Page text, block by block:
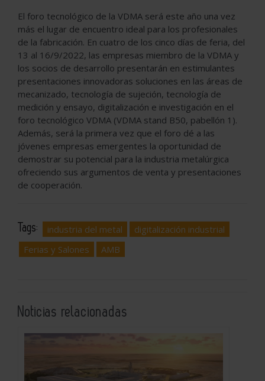
El foro tecnológico de la VDMA será este año una vez
más el lugar de encuentro ideal para los profesionales
de la fabricación. En cuatro de los cinco días de feria, del
13 al 16/9/2022, las empresas miembro de la VDMA y
los socios de desarrollo presentarán en estimulantes
presentaciones innovadoras soluciones en las áreas de
mecanizado, tecnología de sujeción, tecnología de
medición y ensayo, digitalización e investigación en el
foro tecnológico VDMA (VDMA stand B50, pabellón 1).
Además, será la primera vez que el foro dé a las
jóvenes empresas emergentes la oportunidad de
demostrar su potencial para la industria metalúrgica
ofreciendo sus argumentos de venta y presentaciones
de cooperación.
Tags: industria del metal
digitalización industrial
Ferias y Salones
AMB
Noticias relacionadas